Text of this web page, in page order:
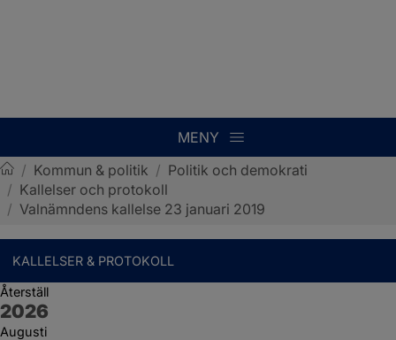
MENY
Sotenäs kommun
/ Kommun & politik / Politik och demokrati
/ Kallelser och protokoll
/ Valnämndens kallelse 23 januari 2019
KALLELSER & PROTOKOLL
Återställ
År:
2026
Augusti